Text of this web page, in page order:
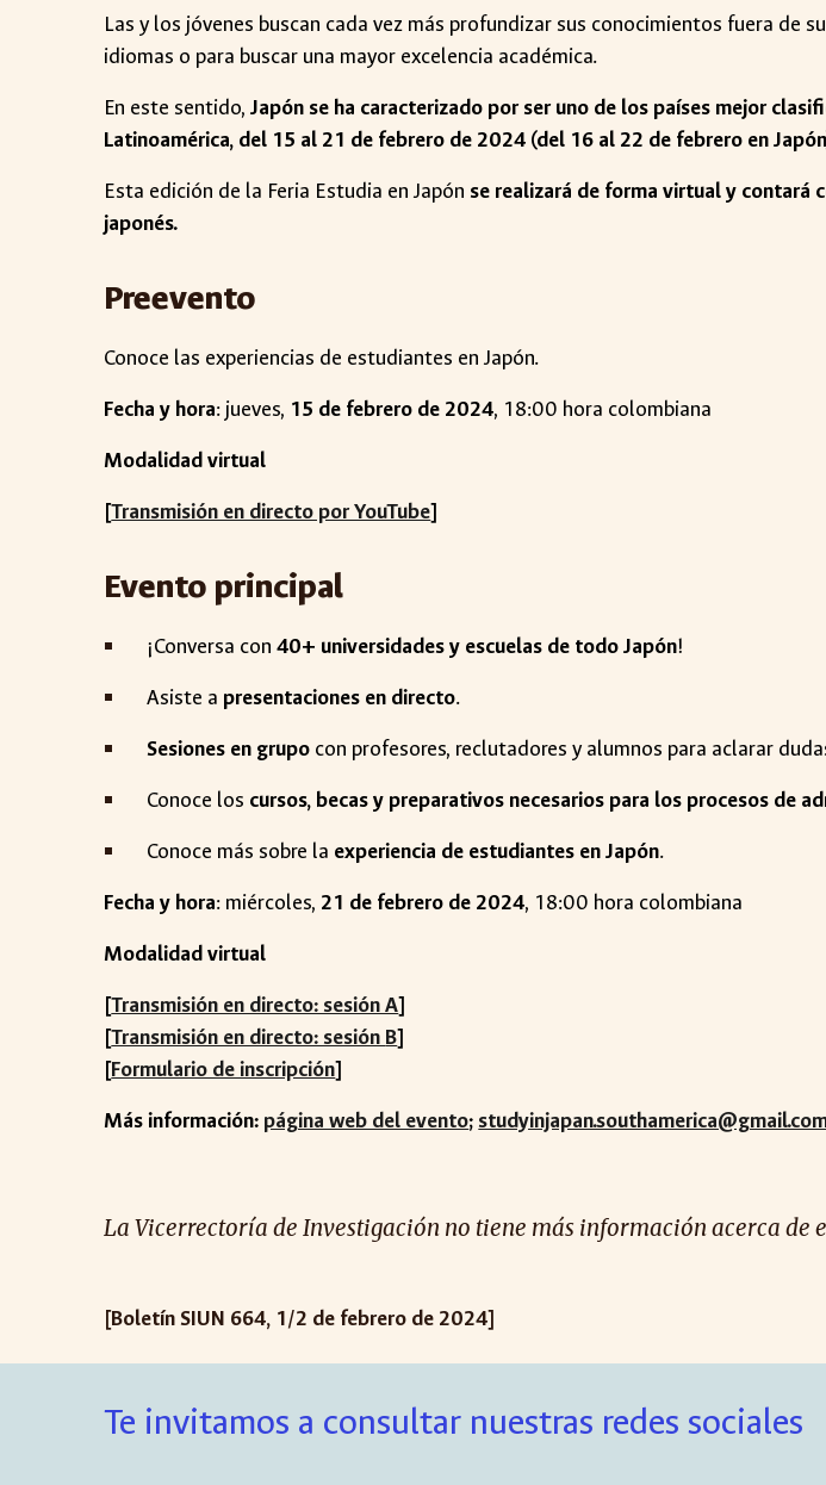
Las y los jóvenes buscan cada vez más profundizar sus conocimientos fuera de
idiomas o para buscar una mayor excelencia académica.
En este sentido,Japón se ha caracterizado por ser uno de los países mejor
Latinoamérica, del 15 al 21 de febrero de 2024 (del 16 al 22 de febrero en
Esta edición de la Feria Estudia en Japón se realizará de forma virtual y contará
japonés.
Preevento
Conoce las experiencias de estudiantes en Japón.
Fecha y hora: jueves, 15 de febrero de 2024, 18:00 hora colombiana
Modalidad virtual
[Transmisión en directo por YouTube]
Evento principal
¡Conversa con40+ universidades y escuelas de todo Japón!
Asiste a presentaciones en directo.
Sesiones en grupo con profesores, reclutadores y alumnos para aclarar
Conoce los cursos, becas y preparativos necesarios para los procesos de
Conoce más sobre la experiencia de estudiantes en Japón.
Fecha y hora: miércoles, 21 de febrero de 2024, 18:00 hora colombiana
Modalidad virtual
[Transmisión en directo: sesión A]
[Transmisión en directo: sesión B]
[Formulario de inscripción]
Más información: página web del evento;
La Vicerrectoría de Investigación no tiene más información acerca de
[Boletín SIUN 664, 1/2 de febrero de 2024]
Te invitamos a consultar nuestras redes sociales